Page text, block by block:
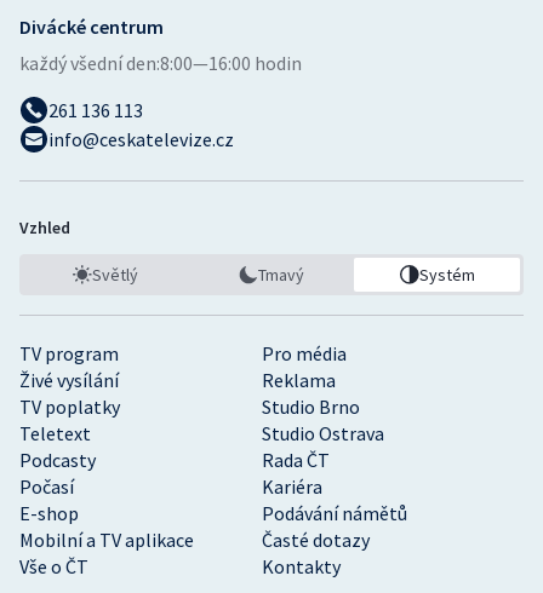
TV program
Pro média
Živé vysílání
Reklama
TV poplatky
Studio Brno
Teletext
Studio Ostrava
Podcasty
Rada ČT
Počasí
Kariéra
E-shop
Podávání námětů
Mobilní a TV aplikace
Časté dotazy
Vše o ČT
Kontakty
Divácké centrum
každý všední den:8:00—16:00 hodin
261 136 113
info@ceskatelevize.cz
Vzhled
Světlý Tmavý Systém